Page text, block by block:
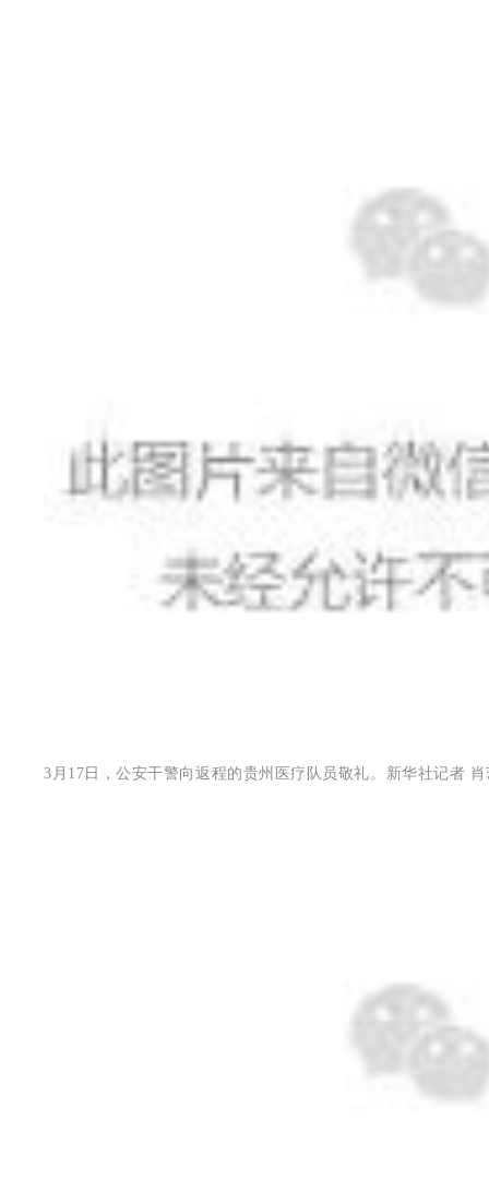
3月17日，公安干警向返程的贵州医疗队员敬礼。新华社记者